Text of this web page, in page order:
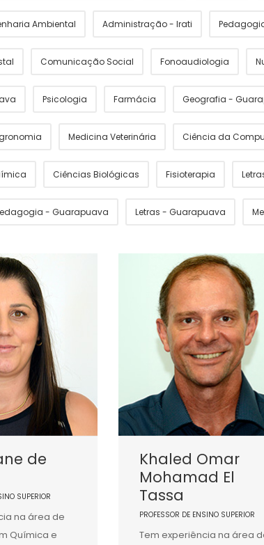
Ambiental Administração - Irati
Comunicação Social Fonoaudiologia
Psicologia Farmácia Geografia -
Medicina Veterinária Ciência da
Ciências Biológicas Fisioterapia
- Guarapuava Letras - Guarapuava
de
SUPERIOR
na área de
Química e
Khaled Omar
Mohamad El
Tassa
PROFESSOR DE ENSINO SUPERIOR
Tem experiência na área